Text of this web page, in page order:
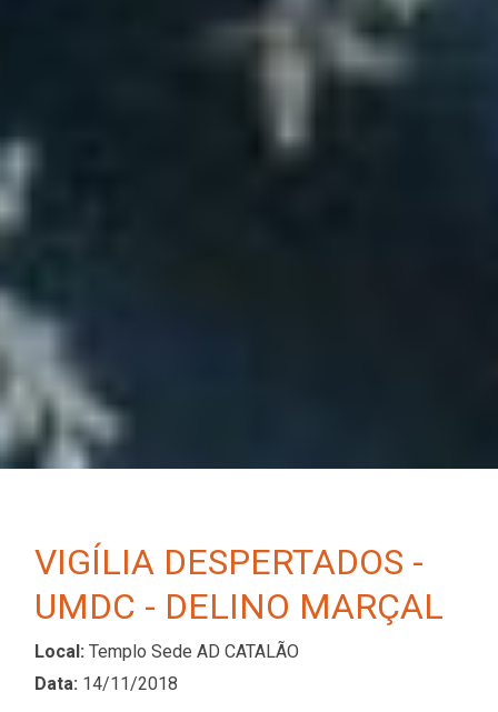
VIGÍLIA DESPERTADOS -
UMDC - DELINO MARÇAL
Local: Templo Sede AD CATALÃO
Data: 14/11/2018